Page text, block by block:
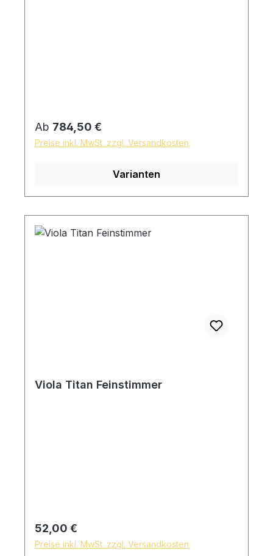
Regulärer Preis:
Ab 784,50 €
Preise inkl. MwSt. zzgl. Versandkosten
Varianten
Viola Titan Feinstimmer
Regulärer Preis:
52,00 €
Preise inkl. MwSt. zzgl. Versandkosten